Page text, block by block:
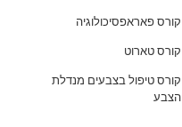
קורס פאראפסיכולוגיה
קורס טארוט
קורס טיפול בצבעים מנדלת
הצבע